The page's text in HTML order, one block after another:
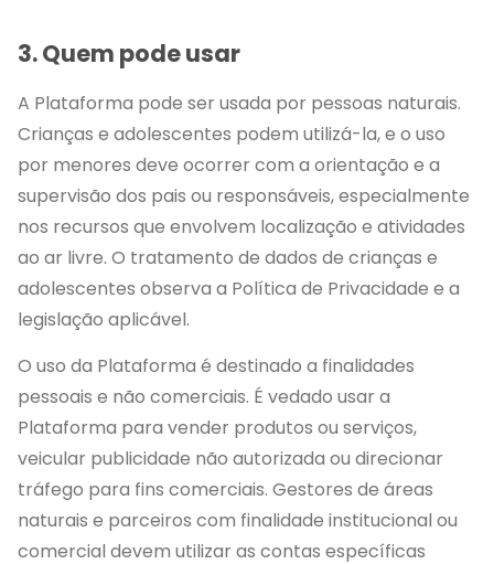
3. Quem pode usar
A Plataforma pode ser usada por pessoas naturais.
Crianças e adolescentes podem utilizá-la, e o uso
por menores deve ocorrer com a orientação e a
supervisão dos pais ou responsáveis, especialmente
nos recursos que envolvem localização e atividades
ao ar livre. O tratamento de dados de crianças e
adolescentes observa a Política de Privacidade e a
legislação aplicável.
O uso da Plataforma é destinado a finalidades
pessoais e não comerciais. É vedado usar a
Plataforma para vender produtos ou serviços,
veicular publicidade não autorizada ou direcionar
tráfego para fins comerciais. Gestores de áreas
naturais e parceiros com finalidade institucional ou
comercial devem utilizar as contas específicas